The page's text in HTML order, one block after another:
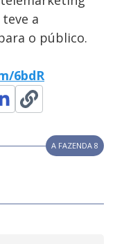
a
o público.
6bdR
A FAZENDA 8